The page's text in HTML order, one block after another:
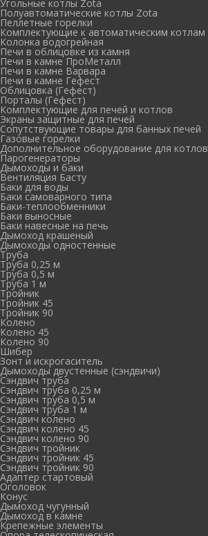
Угольные котлы Zota
Полуавтоматические котлы Zota
Пеллетные горелки
Комплектующие к автоматическим котлам
Колонка водогрейная
Печи в облицовке из камня
Печи в камне ПроМеталл
Печи в камне Варвара
Печи в камне Гефест
Облицовка (Гефест)
Порталы (Гефест)
Комплектующие для печей и котлов
Экраны защитные для печей
Сопутствующие товары для банных печей
Газовые горелки
Дополнительное оборудование для котлов
Парогенераторы
Дымоходы и баки
Вентиляция Басту
Баки для воды
Баки самоварного типа
Баки-теплообменники
Баки выносные
Баки навесные на печь
Дымоход крашеный
Дымоходы одностенные
Труба
Труба 0,25 м
Труба 0,5 м
Труба 1 м
Тройник
Тройник 45
Тройник 90
Колено
Колено 45
Колено 90
Шибер
Зонт и искрогаситель
Дымоходы двустенные (сэндвичи)
Сэндвич труба
Сэндвич труба 0,25 м
Сэндвич труба 0,5 м
Сэндвич труба 1 м
Сэндвич колено
Сэндвич колено 45
Сэндвич колено 90
Сэндвич тройник
Сэндвич тройник 45
Сэндвич тройник 90
Адаптер стартовый
Оголовок
Конус
Дымоход чугунный
Дымоход в камне
Крепежные элементы